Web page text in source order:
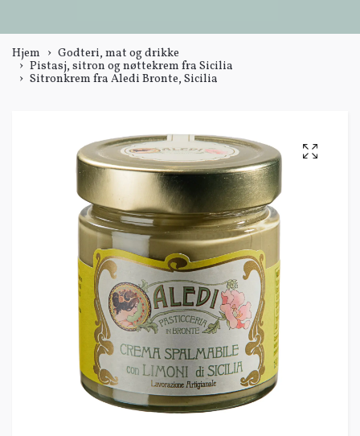
Hjem
Godteri, mat og drikke
Pistasj, sitron og nøttekrem fra Sicilia
Sitronkrem fra Aledi Bronte, Sicilia